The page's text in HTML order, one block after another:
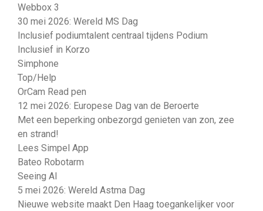
Webbox 3
30 mei 2026: Wereld MS Dag
Inclusief podiumtalent centraal tijdens Podium
Inclusief in Korzo
Simphone
Top/Help
OrCam Read pen
12 mei 2026: Europese Dag van de Beroerte
Met een beperking onbezorgd genieten van zon, zee
en strand!
Lees Simpel App
Bateo Robotarm
Seeing AI
5 mei 2026: Wereld Astma Dag
Nieuwe website maakt Den Haag toegankelijker voor